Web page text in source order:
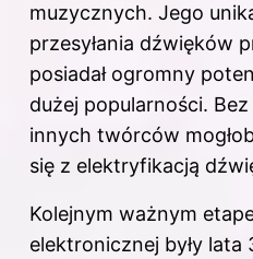
muzycznych. Jego
przesyłania dźwięków
posiadał ogromny
dużej popularności.
innych twórców
się z elektryfikacją
Kolejnym ważnym
elektronicznej były lata